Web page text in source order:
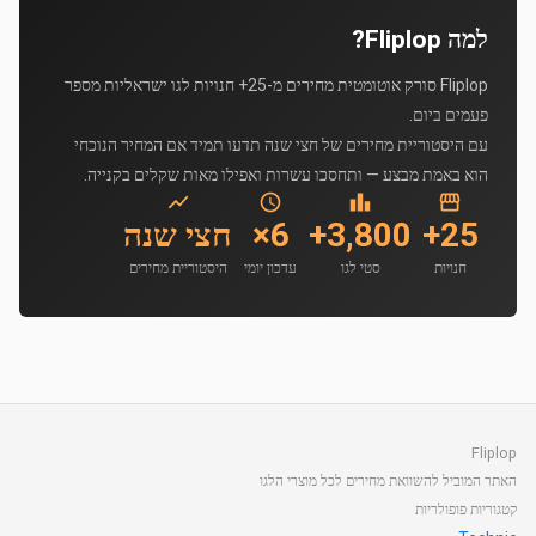
למה Fliplop?
Fliplop סורק אוטומטית מחירים מ-25+ חנויות לגו ישראליות מספר
פעמים ביום.
עם היסטוריית מחירים של חצי שנה תדעו תמיד אם המחיר הנוכחי
הוא באמת מבצע — ותחסכו עשרות ואפילו מאות שקלים בקנייה.
25+
חנויות
3,800+
סטי לגו
6×
עדכון יומי
חצי שנה
היסטוריית מחירים
Fliplop
האתר המוביל להשוואת מחירים לכל מוצרי הלגו
קטגוריות פופולריות